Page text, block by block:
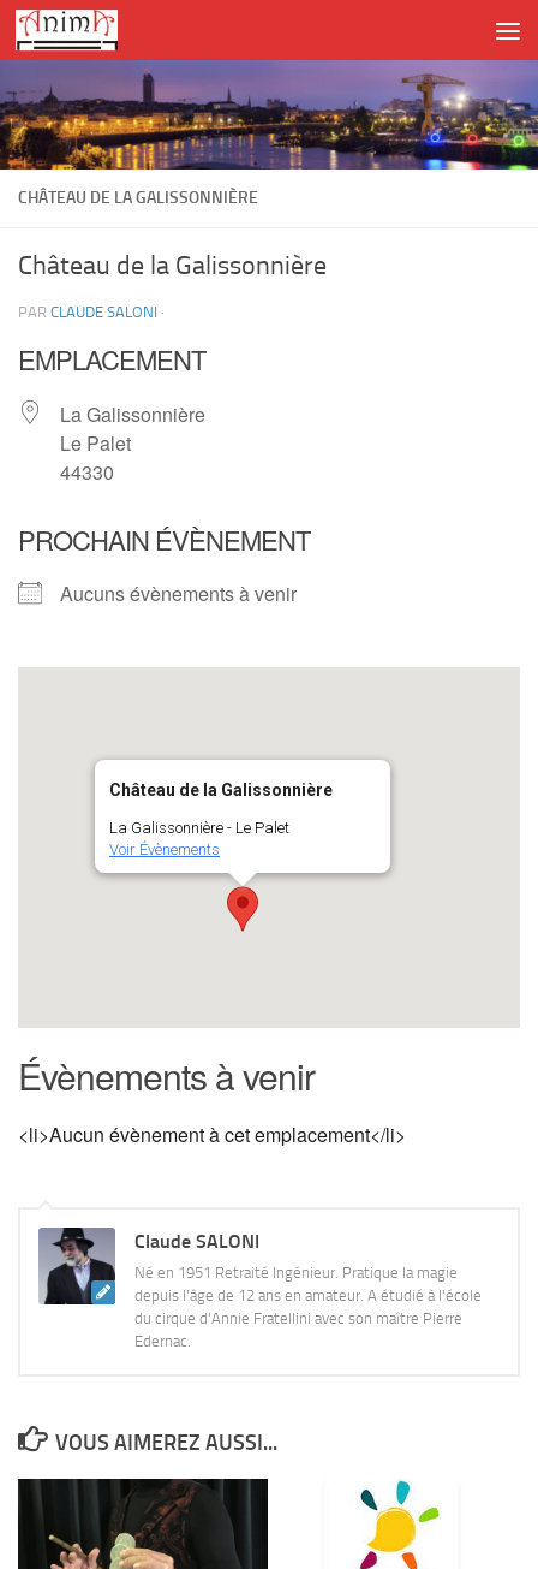
Skip to content
CHÂTEAU DE LA GALISSONNIÈRE
Château de la Galissonnière
PAR CLAUDE SALONI ·
EMPLACEMENT
La Galissonnière
Le Palet
44330
PROCHAIN ÉVÈNEMENT
Aucuns évènements à venir
Château de la Galissonnière
La Galissonnière - Le Palet
Voir Évènements
Évènements à venir
<li>Aucun évènement à cet emplacement</li>
Claude SALONI
Né en 1951 Retraité Ingénieur. Pratique la magie
depuis l'âge de 12 ans en amateur. A étudié à l'école
du cirque d'Annie Fratellini avec son maître Pierre
Edernac.
VOUS AIMEREZ AUSSI...